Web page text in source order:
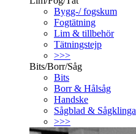
Bygg-/ fogskum
Fogtätning
Lim & tillbehör
Tätningstejp
>>>
Bits/Borr/Såg
Bits
Borr & Hålsåg
Handske
Sågblad & Sågklinga
>>>